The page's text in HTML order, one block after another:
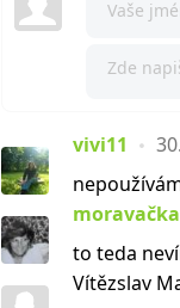
vivi11
to teda
Vítězslav